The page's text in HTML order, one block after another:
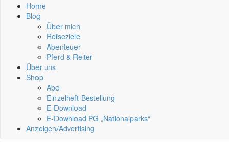
Home
Blog
Über mich
Reiseziele
Abenteuer
Pferd & Reiter
Über uns
Shop
Abo
Einzelheft-Bestellung
E-Download
E-Download PG „Nationalparks“
Anzeigen/Advertising